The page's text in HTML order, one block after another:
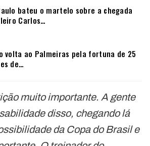
bateu o martelo sobre a chegada
Carlos…
volta ao Palmeiras pela fortuna de 25
de…
muito importante. A gente
disso, chegando lá
da Copa do Brasil e